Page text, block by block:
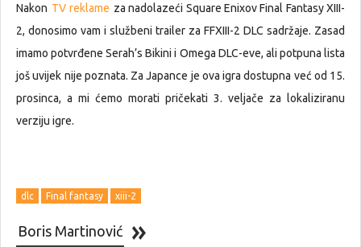
Nakon TV reklame za nadolazeći Square Enixov Final Fantasy XIII-
2, donosimo vam i službeni trailer za FFXIII-2 DLC sadržaje. Zasad
imamo potvrđene Serah’s Bikini i Omega DLC-eve, ali potpuna lista
još uvijek nije poznata. Za Japance je ova igra dostupna već od 15.
prosinca, a mi ćemo morati pričekati 3. veljače za lokaliziranu
verziju igre.
dlc Final fantasy xiii-2
Boris Martinović